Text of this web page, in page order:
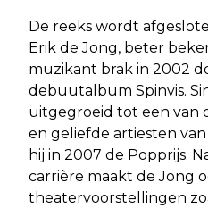
De reeks wordt
Erik de Jong, beter
muzikant brak in 2002
debuutalbum Spinvis.
uitgegroeid tot een van
en geliefde artiesten
hij in 2007 de Popprijs.
carrière maakt de Jong
theatervoorstellingen